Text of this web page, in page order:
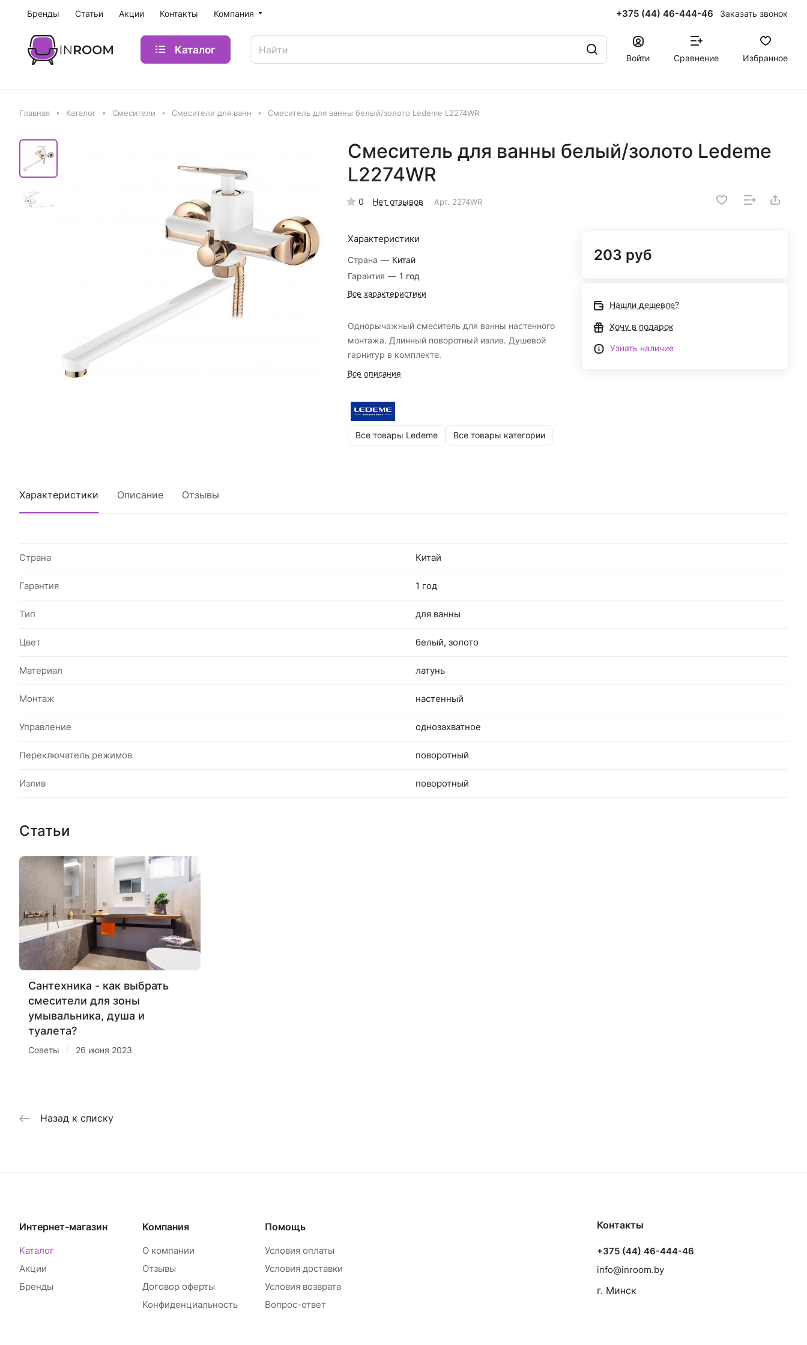
Бренды Статьи Акции Контакты Компания +375 (44) 46-444-46 Заказать звонок
Каталог
Войти Сравнение Избранное
Главная Каталог Смесители Смесители для ванн Смеситель для ванны белый/золото Ledeme L2274WR
Смеситель для ванны белый/золото Ledeme
L2274WR
0 Нет отзывов Арт. 2274WR
Характеристики
Страна — Китай
Гарантия — 1 год
Все характеристики
Однорычажный смеситель для ванны настенного
монтажа. Длинный поворотный излив. Душевой
гарнитур в комплекте.
Все описание
Все товары Ledeme Все товары категории
203 руб
Нашли дешевле?
Хочу в подарок
Узнать наличие
Характеристики Описание Отзывы
Страна Китай
Гарантия 1 год
Тип для ванны
Цвет белый, золото
Материал латунь
Монтаж настенный
Управление однозахватное
Переключатель режимов поворотный
Излив поворотный
Статьи
Сантехника - как выбрать
смесители для зоны
умывальника, душа и
туалета?
Советы / 26 июня 2023
Назад к списку
Интернет-магазин
Каталог
Акции
Бренды
Компания
О компании
Отзывы
Договор оферты
Конфиденциальность
Помощь
Условия оплаты
Условия доставки
Условия возврата
Вопрос-ответ
Контакты
+375 (44) 46-444-46
info@inroom.by
г. Минск